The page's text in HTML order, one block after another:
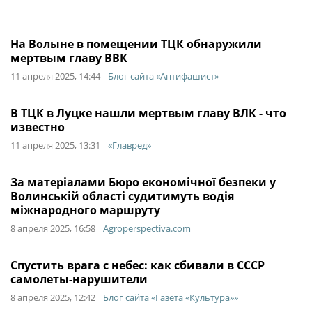
На Волыне в помещении ТЦК обнаружили
мертвым главу ВВК
11 апреля 2025, 14:44 Блог сайта «Антифашист»
В ТЦК в Луцке нашли мертвым главу ВЛК - что
известно
11 апреля 2025, 13:31 «Главред»
За матеріалами Бюро економічної безпеки у
Волинській області судитимуть водія
міжнародного маршруту
8 апреля 2025, 16:58 Agroperspectiva.com
Спустить врага с небес: как сбивали в СССР
самолеты-нарушители
8 апреля 2025, 12:42 Блог сайта «Газета «Культура»»